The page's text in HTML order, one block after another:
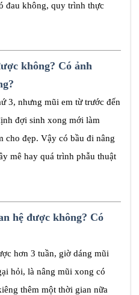
đau không, quy trình thực
không? Có ảnh
3, nhưng mũi em từ trước đến
đợi sinh xong mới làm
cho đẹp. Vậy có bầu đi nâng
mê hay quá trình phẫu thuật
hệ được không? Có
hơn 3 tuần, giờ dáng mũi
hỏi, là nâng mũi xong có
thêm một thời gian nữa